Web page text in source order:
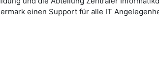
einen Support für alle IT